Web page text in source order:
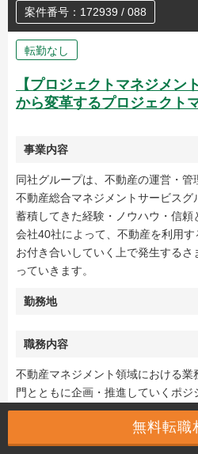
案件番号：172939 / 088
転勤なし
【プロジェクトマネジメン
から変革するプロジェクト
事業内容
同社グループは、不動産の運営・
不動産総合マネジメントサービスグ
蓄積してきた経験・ノウハウ・信
会社40社によって、不動産を利用
お付き合いしていく上で発生する
っていきます。
勤務地
職務内容
不動産マネジメント領域における業
門とともに企画・推進していくポジ
業務設計の上流から現場運用まで
業務を「仕組み」として改善・再設
単なるシステム導入にとどまらず
無料転職